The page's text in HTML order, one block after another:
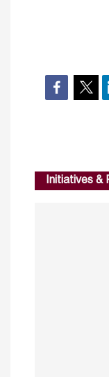
Initiatives &